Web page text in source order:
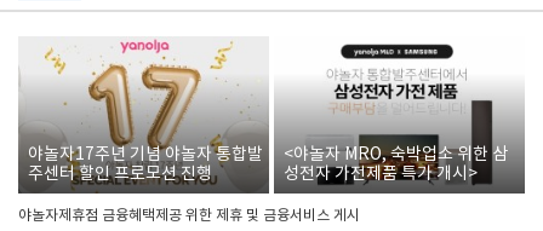
야놀자17주년 기념 야놀자 통합발
주센터 할인 프로모션 진행
<야놀자 MRO, 숙박업소 위한 삼
성전자 가전제품 특가 개시>
야놀자제휴점 금융혜택제공 위한 제휴 및 금융서비스 게시